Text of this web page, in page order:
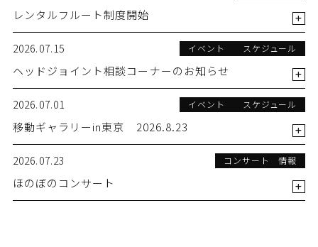
レンタルフルート制度開始
2026.07.15 イベント スケジュール
ヘッドジョイント相談コーナーのお知らせ
2026.07.01 イベント スケジュール
移動ギャラリーin東京 2026.8.23
2026.07.23 コンサート 情報
ほのぼのコンサート